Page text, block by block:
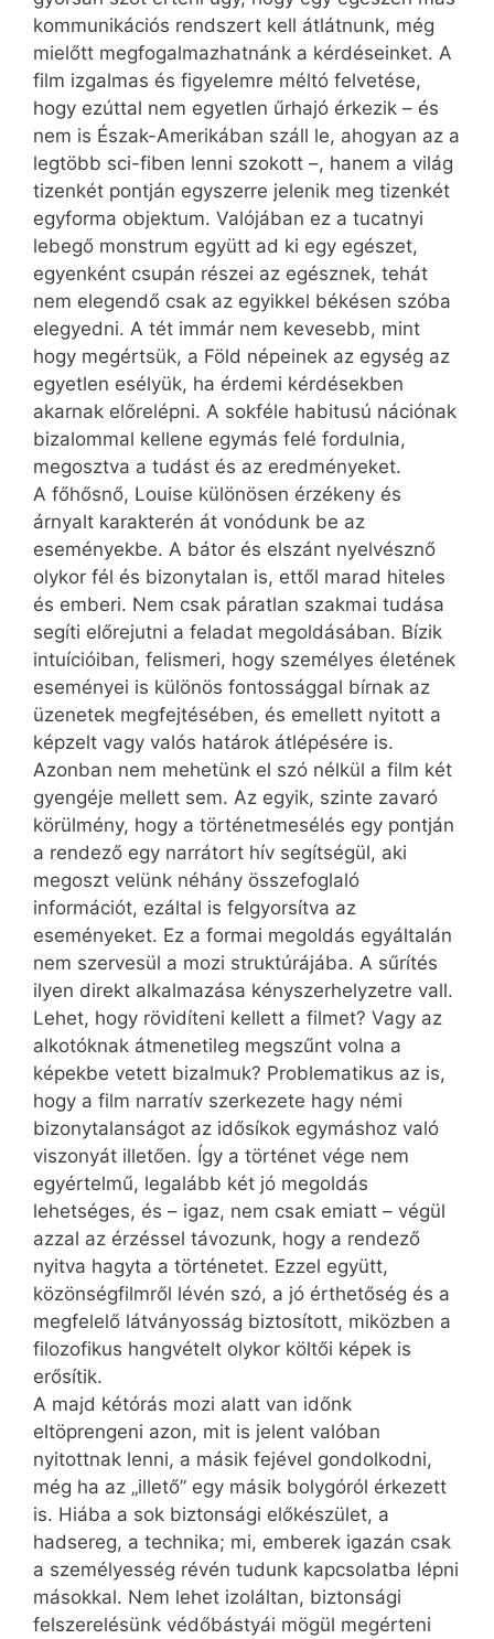
kommunikációs rendszert kell átlátnunk, még
mielőtt megfogalmazhatnánk a kérdéseinket. A
film izgalmas és figyelemre méltó felvetése,
hogy ezúttal nem egyetlen űrhajó érkezik – és
nem is Észak-Amerikában száll le, ahogyan az a
legtöbb sci-fiben lenni szokott –, hanem a világ
tizenkét pontján egyszerre jelenik meg tizenkét
egyforma objektum. Valójában ez a tucatnyi
lebegő monstrum együtt ad ki egy egészet,
egyenként csupán részei az egésznek, tehát
nem elegendő csak az egyikkel békésen szóba
elegyedni. A tét immár nem kevesebb, mint
hogy megértsük, a Föld népeinek az egység az
egyetlen esélyük, ha érdemi kérdésekben
akarnak előrelépni. A sokféle habitusú nációnak
bizalommal kellene egymás felé fordulnia,
megosztva a tudást és az eredményeket.
A főhősnő, Louise különösen érzékeny és
árnyalt karakterén át vonódunk be az
eseményekbe. A bátor és elszánt nyelvésznő
olykor fél és bizonytalan is, ettől marad hiteles
és emberi. Nem csak páratlan szakmai tudása
segíti előrejutni a feladat megoldásában. Bízik
intuícióiban, felismeri, hogy személyes életének
eseményei is különös fontossággal bírnak az
üzenetek megfejtésében, és emellett nyitott a
képzelt vagy valós határok átlépésére is.
Azonban nem mehetünk el szó nélkül a film két
gyengéje mellett sem. Az egyik, szinte zavaró
körülmény, hogy a történetmesélés egy pontján
a rendező egy narrátort hív segítségül, aki
megoszt velünk néhány összefoglaló
információt, ezáltal is felgyorsítva az
eseményeket. Ez a formai megoldás egyáltalán
nem szervesül a mozi struktúrájába. A sűrítés
ilyen direkt alkalmazása kényszerhelyzetre vall.
Lehet, hogy rövidíteni kellett a filmet? Vagy az
alkotóknak átmenetileg megszűnt volna a
képekbe vetett bizalmuk? Problematikus az is,
hogy a film narratív szerkezete hagy némi
bizonytalanságot az idősíkok egymáshoz való
viszonyát illetően. Így a történet vége nem
egyértelmű, legalább két jó megoldás
lehetséges, és – igaz, nem csak emiatt – végül
azzal az érzéssel távozunk, hogy a rendező
nyitva hagyta a történetet. Ezzel együtt,
közönségfilmről lévén szó, a jó érthetőség és a
megfelelő látványosság biztosított, miközben a
filozofikus hangvételt olykor költői képek is
erősítik.
A majd kétórás mozi alatt van időnk
eltöprengeni azon, mit is jelent valóban
nyitottnak lenni, a másik fejével gondolkodni,
még ha az „illető” egy másik bolygóról érkezett
is. Hiába a sok biztonsági előkészület, a
hadsereg, a technika; mi, emberek igazán csak
a személyesség révén tudunk kapcsolatba lépni
másokkal. Nem lehet izoláltan, biztonsági
felszerelésünk védőbástyái mögül megérteni